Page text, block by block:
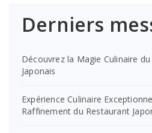
Derniers
Découvrez la Magie Culinaire
Japonais
Expérience Culinaire
Raffinement du Restaurant